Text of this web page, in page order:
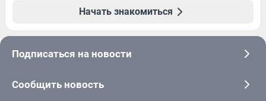
Начать знакомиться
Подписаться на новости
Сообщить новость